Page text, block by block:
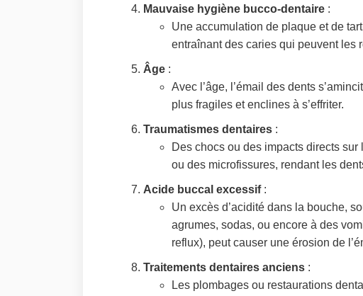
Mauvaise hygiène bucco-dentaire :
Une accumulation de plaque et de
entraînant des caries qui peuvent les
Âge :
Avec l’âge, l’émail des dents
plus fragiles et enclines à s’effriter.
Traumatismes dentaires :
Des chocs ou des impacts directs
ou des microfissures, rendant les
Acide buccal excessif:
Un excès d’acidité dans la bouche,
agrumes, sodas, ou encore à des
reflux), peut causer une érosion de
Traitements dentaires anciens :
Les plombages ou restaurations